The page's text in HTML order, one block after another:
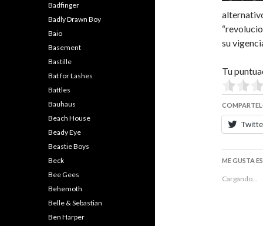
su
Tu
ME GUSTA
Cargando...
Badfinger
Badly Drawn Boy
Baio
Basement
Bastille
Bat for Lashes
Battles
Bauhaus
Beach House
Beady Eye
Beastie Boys
Beck
Bee Gees
Behemoth
Belle & Sebastian
Ben Harper